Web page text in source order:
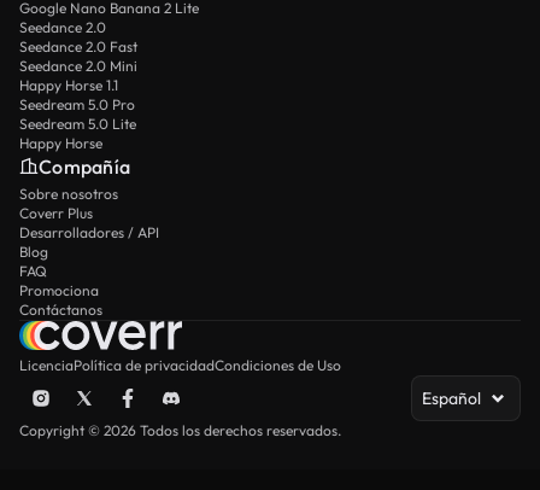
Google Nano Banana 2 Lite
Seedance 2.0
Seedance 2.0 Fast
Seedance 2.0 Mini
Happy Horse 1.1
Seedream 5.0 Pro
Seedream 5.0 Lite
Happy Horse
Compañía
Sobre nosotros
Coverr Plus
Desarrolladores / API
Blog
FAQ
Promociona
Contáctanos
LicenciaPolítica de privacidadCondiciones de Uso
Español
Copyright © 2026 Todos los derechos reservados.